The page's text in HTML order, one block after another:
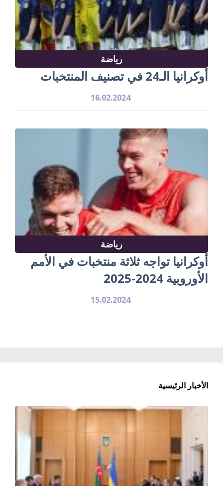
رياضة
أوكرانيا الـ24 في تصنيف المنتخبات
16.02.2024
رياضة
أوكرانيا تواجه ثلاثة منتخبات في الأمم
الأوروبية 2024-2025
15.02.2024
الأخبار الرئيسية